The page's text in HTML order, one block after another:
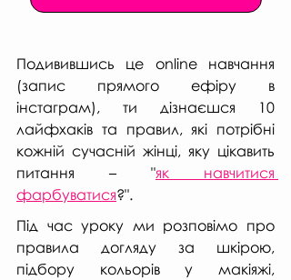
Подивившись це online навчання
(запис прямого ефіру в
інстаграм), ти дізнаєшся 10
лайфхаків та правил, які потрібні
кожній сучасній жінці, яку цікавить
питання – "як навчитися
фарбуватися?".
Під час уроку ми розповімо про
правила догляду за шкірою,
підбору кольорів у макіяжі,